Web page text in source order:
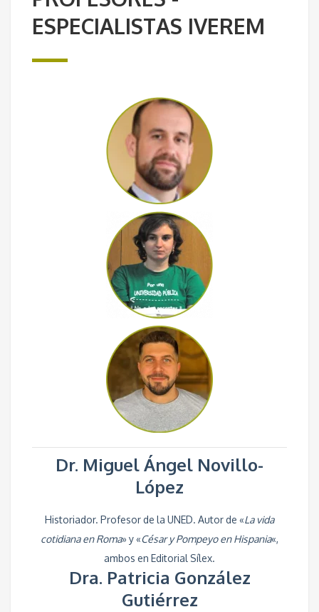
ESPECIALISTAS IVEREM
Dr. Miguel Ángel Novillo-
López
Historiador. Profesor de la UNED. Autor de «La vida
cotidiana en Roma» y «César y Pompeyo en Hispania«,
ambos en Editorial Sílex.
Dra. Patricia González
Gutiérrez